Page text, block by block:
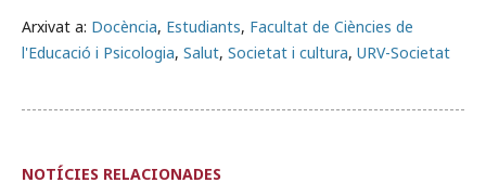
Arxivat a: Docència, Estudiants, Facultat de Ciències de
l'Educació i Psicologia, Salut, Societat i cultura, URV-Societat
NOTÍCIES RELACIONADES